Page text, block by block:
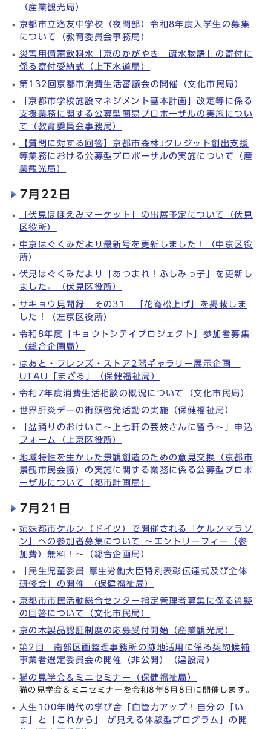
（産業観光局）
京都市立洛友中学校（夜間部）令和8年度入学生の募集
について（教育委員会事務局）
災害用備蓄飲料水「京のかがやき 疏水物語」の寄付に
係る寄付受納式（上下水道局）
第132回京都市消費生活審議会の開催（文化市民局）
「京都市学校施設マネジメント基本計画」改定等に係る
支援業務に関する公募型簡易プロポーザルの実施につい
て（教育委員会事務局）
【質問に対する回答】京都市森林Jクレジット創出支援
等業務における公募型プロポーザルの実施について（産
業観光局）
7月22日
「伏見ほほえみマーケット」の出展予定について（伏見
区役所）
中京はぐくみだより最新号を更新しました！（中京区役
所）
伏見はぐくみだより「あつまれ！ふしみっ子」を更新し
ました。（伏見区役所）
サキョウ見聞録 その31 「花脊松上げ」を掲載しま
した！（左京区役所）
令和8年度「キョウトシテイプロジェクト」参加者募集
（総合企画局）
はあと・フレンズ・ストア2階ギャラリー展示企画
UTAU「まざる」（保健福祉局）
令和7年度消費生活相談の概況について（文化市民局）
世界肝炎デーの街頭啓発活動の実施（保健福祉局）
「盆踊りのおけいこ～上七軒の芸妓さんに習う～」申込
フォーム（上京区役所）
地域特性を生かした景観創造のための意見交換（京都市
景観市民会議）の実施に関する業務に係る公募型プロポ
ーザルについて（都市計画局）
7月21日
姉妹都市ケルン（ドイツ）で開催される「ケルンマラソ
ン」への参加者募集について ～エントリーフィー（参
加費）無料！～（総合企画局）
「民生児童委員 厚生労働大臣特別表彰伝達式及び全体
研修会」の開催 （保健福祉局）
京都市市民活動総合センター指定管理者募集に係る質疑
の回答について（文化市民局）
京の木製品認証制度の応募受付開始（産業観光局）
第2回 南部区画整理事務所の跡地活用に係る契約候補
事業者選定委員会の開催（非公開）（建設局）
猫の見学会＆ミニセミナー（保健福祉局）
猫の見学会＆ミニセミナーを令和8年8月8日に開催します。
人生100年時代の学び舎「血管力アップ！自分の「い
ま」と「これから」 が見える体験型プログラム」の開